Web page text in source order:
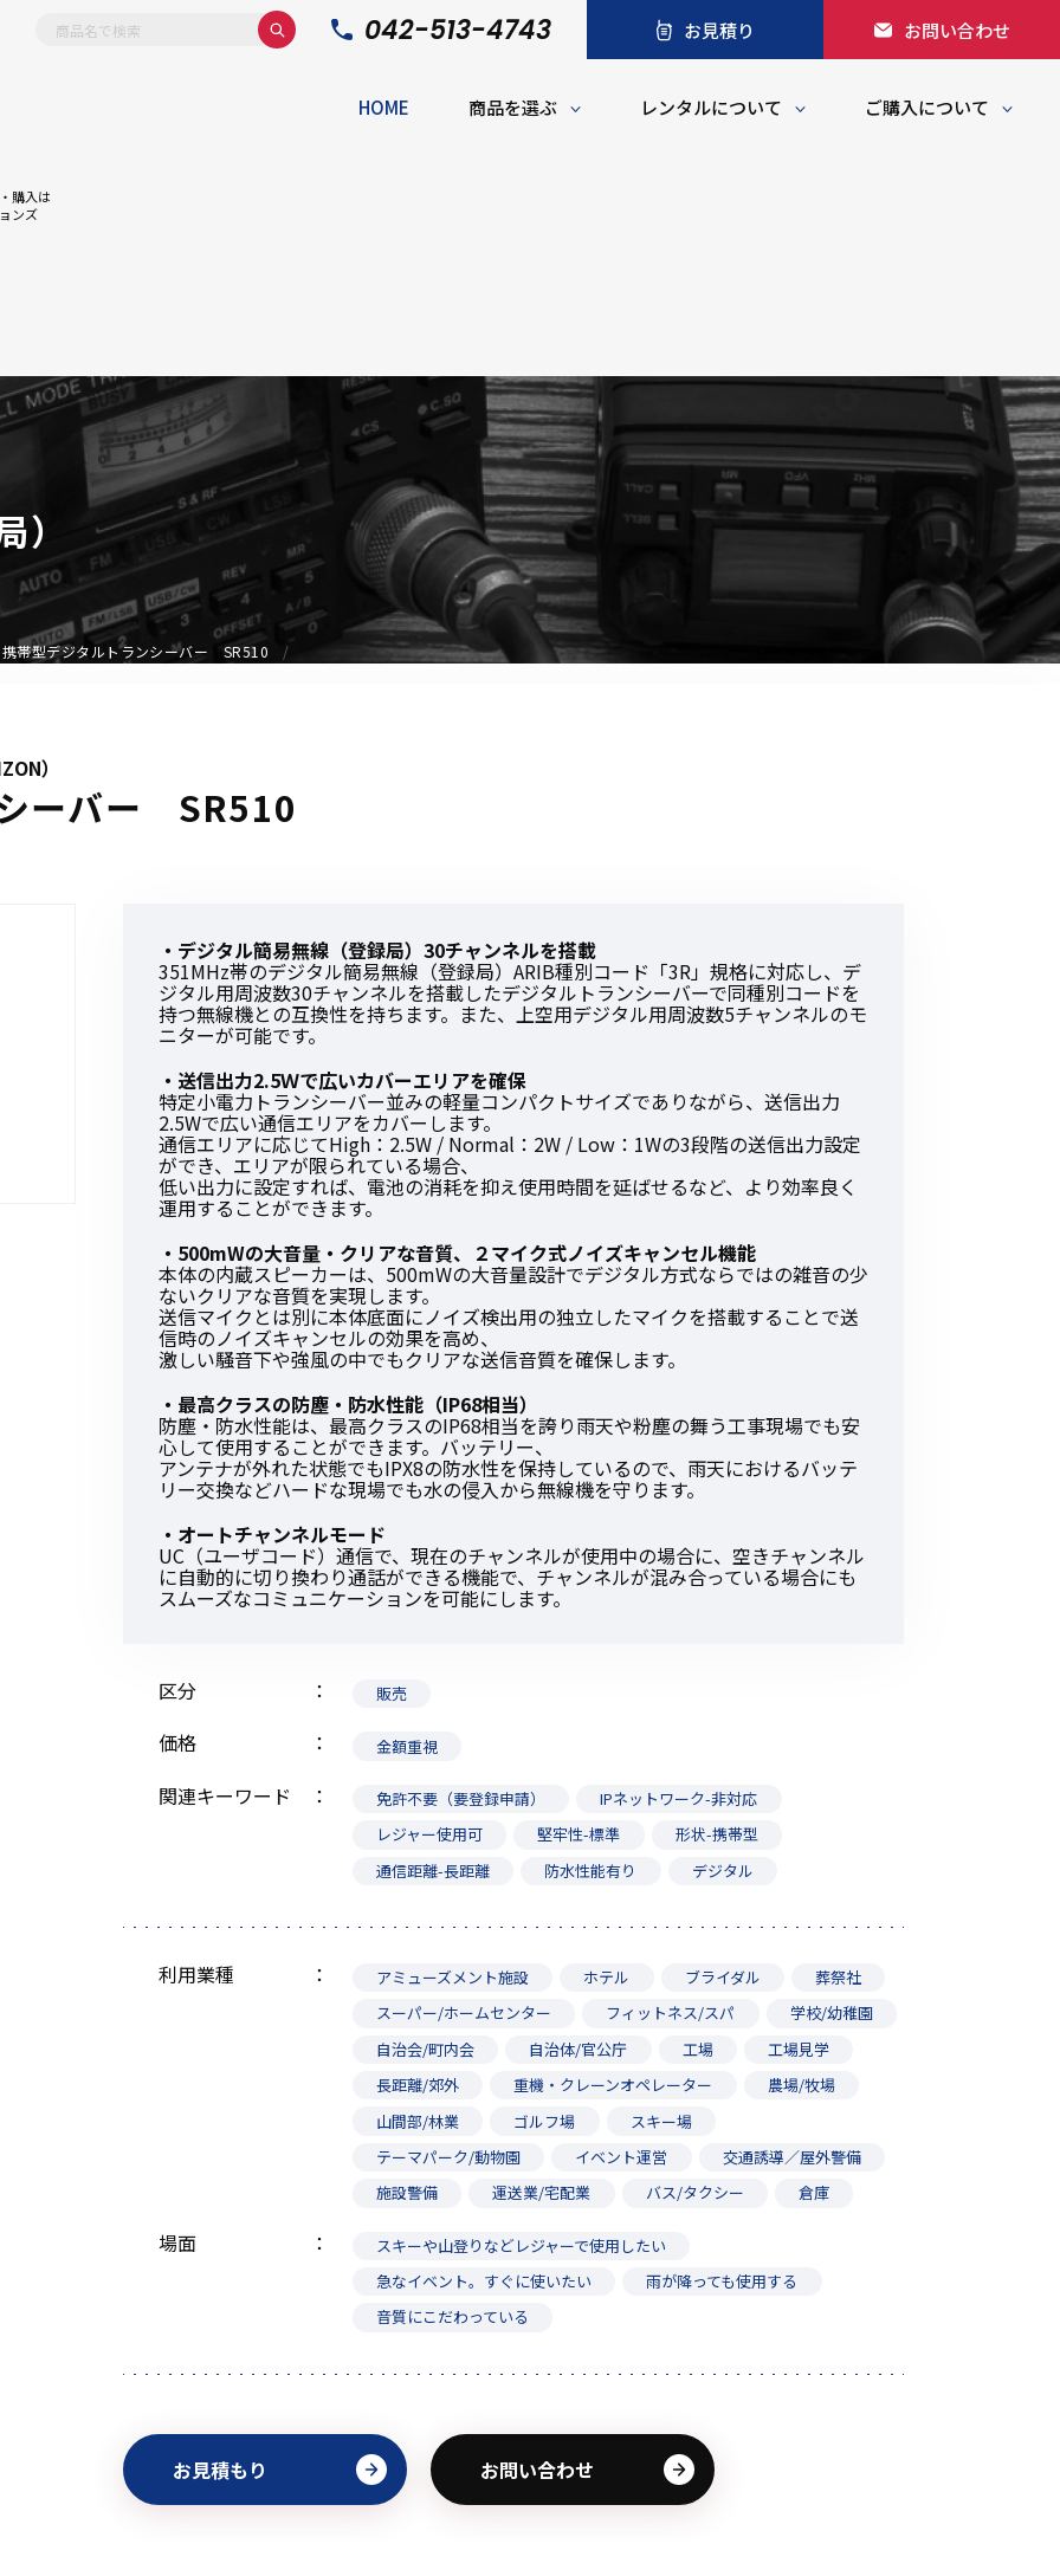
購入は
ンズ
042-513-4743 お見積り お問い合わせ
HOME 商品を選ぶ レンタルについて ご購入について
アクセサリー
イヤホンマイク
スピーカーマイク
イヤホン
ベルトクリップ
無線機収納・運搬ケース
その他アクセサリー
ポータブルワイヤレスアンプ
その他取扱商品
DCDCコンバーター/直流安定
初めてご利用の方
金額から探す
販売商品から探す
携帯型デジタルトランシーバー SR510
）
ーバー SR510
・デジタル簡易無線（登録局）30チャンネルを搭載
351MHz帯のデジタル簡易無線（登録局）ARIB種別コード「3R」規格に対応し、デ
ジタル用周波数30チャンネルを搭載したデジタルトランシーバーで同種別コードを
持つ無線機との互換性を持ちます。また、上空用デジタル用周波数5チャンネルのモ
ニターが可能です。
・送信出力2.5Ｗで広いカバーエリアを確保
特定小電力トランシーバー並みの軽量コンパクトサイズでありながら、送信出力
2.5Wで広い通信エリアをカバーします。
通信エリアに応じてHigh：2.5W / Normal：2W / Low：1Wの3段階の送信出力設定
ができ、エリアが限られている場合、
低い出力に設定すれば、電池の消耗を抑え使用時間を延ばせるなど、より効率良く
運用することができます。
・500mWの大音量・クリアな音質、２マイク式ノイズキャンセル機能
本体の内蔵スピーカーは、500mWの大音量設計でデジタル方式ならではの雑音の少
ないクリアな音質を実現します。
送信マイクとは別に本体底面にノイズ検出用の独立したマイクを搭載することで送
信時のノイズキャンセルの効果を高め、
激しい騒音下や強風の中でもクリアな送信音質を確保します。
・最高クラスの防塵・防水性能（IP68相当）
防塵・防水性能は、最高クラスのIP68相当を誇り雨天や粉塵の舞う工事現場でも安
心して使用することができます。バッテリー、
アンテナが外れた状態でもIPX8の防水性を保持しているので、雨天におけるバッテ
リー交換などハードな現場でも水の侵入から無線機を守ります。
・オートチャンネルモード
UC（ユーザコード）通信で、現在のチャンネルが使用中の場合に、空きチャンネル
に自動的に切り換わり通話ができる機能で、チャンネルが混み合っている場合にも
スムーズなコミュニケーションを可能にします。
区分 販売
価格 金額重視
関連キーワード 免許不要（要登録申請）
IPネットワーク-非対応
レジャー使用可
堅牢性-標準
形状-携帯型
通信距離-長距離
防水性能有り デジタル
利用業種 アミューズメント施設 ホテル ブライダル
葬祭社
スーパー/ホームセンター
フィットネス/スパ
学校/幼稚園
自治会/町内会
自治体/官公庁 工場
工場見学
長距離/郊外
重機・クレーンオペレーター
農場/牧場
山間部/林業
ゴルフ場
スキー場
テーマパーク/動物園
イベント運営
交通誘導／屋外警備
施設警備
運送業/宅配業 バス/タクシー 倉庫
場面
スキーや山登りなどレジャーで使用したい
急なイベント。すぐに使いたい
雨が降っても使用する
音質にこだわっている
お見積もり お問い合わせ